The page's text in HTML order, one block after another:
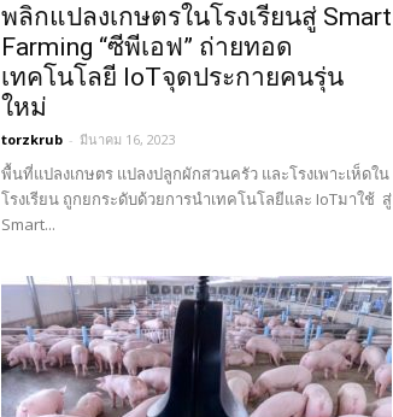
พลิกแปลงเกษตรในโรงเรียนสู่ Smart
Farming “ซีพีเอฟ” ถ่ายทอด
เทคโนโลยี IoTจุดประกายคนรุ่น
ใหม่
torzkrub - มีนาคม 16, 2023
พื้นที่แปลงเกษตร แปลงปลูกผักสวนครัว และโรงเพาะเห็ดใน
โรงเรียน ถูกยกระดับด้วยการนำเทคโนโลยีและ IoTมาใช้ สู่
Smart...